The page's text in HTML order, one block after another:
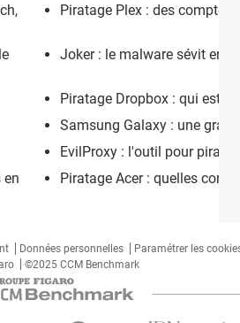
Piratage Plex : des comptes
Joker : le malware sévit
Piratage Dropbox : qui est
Samsung Galaxy : une
EvilProxy : l'outil pour
en
Piratage Acer : quelles
Données personnelles Paramétrer les
©2025 CCM Benchmark